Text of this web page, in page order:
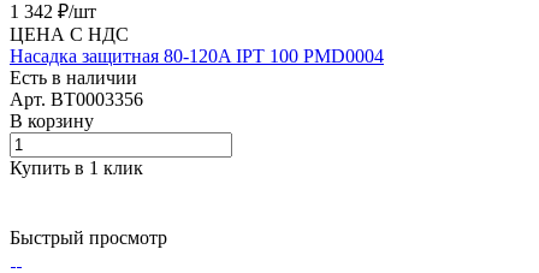
1 342 ₽/шт
ЦЕНА С НДС
Насадка защитная 80-120A IPT 100 PMD0004
Есть в наличии
Арт. BT0003356
В корзину
Купить в 1 клик
Быстрый просмотр